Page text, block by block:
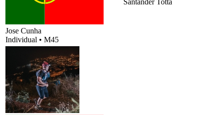
Jose Cunha
Individual • M45